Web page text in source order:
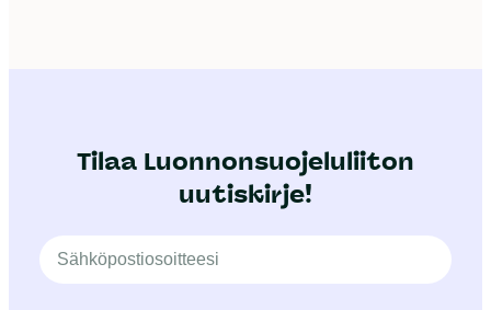
Tilaa Luonnonsuojeluliiton
uutiskirje!